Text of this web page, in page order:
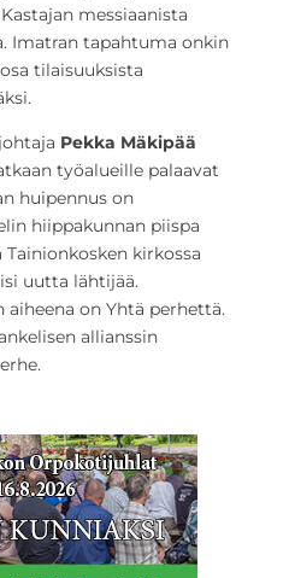
messiaanista
Imatran tapahtuma onkin
tilaisuuksista
Pekka Mäkipää
työalueille palaavat
huipennus on
hiippakunnan piispa
kirkossa
uutta lähtijää.
aiheena on Yhtä perhettä.
allianssin